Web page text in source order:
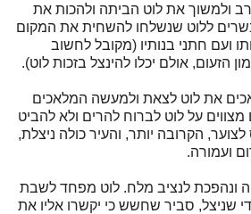
ולמשוך את לוט הביתה ולהכות את
ללוט שנשלחו להשחית את המקום
ועם חתני בנותיו (מקובל לחשוב
הזעום, אולם יכלו להינצל בזכות לוט).
את לוט לצאת ולמעשה המלאכים
על לוט לברוח להרים ולא להביט
הקרובה יותר, והעיר כולה ניצלת,
ועמורה.
ונהפכת לנציב מלח. לוט מפחד לשבת
שניצל, סביר שחשש כי יקשרו אליו את